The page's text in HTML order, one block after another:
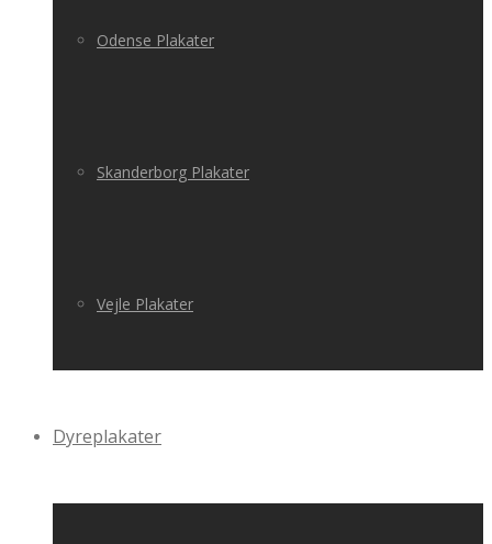
Odense Plakater
Skanderborg Plakater
Vejle Plakater
Dyreplakater